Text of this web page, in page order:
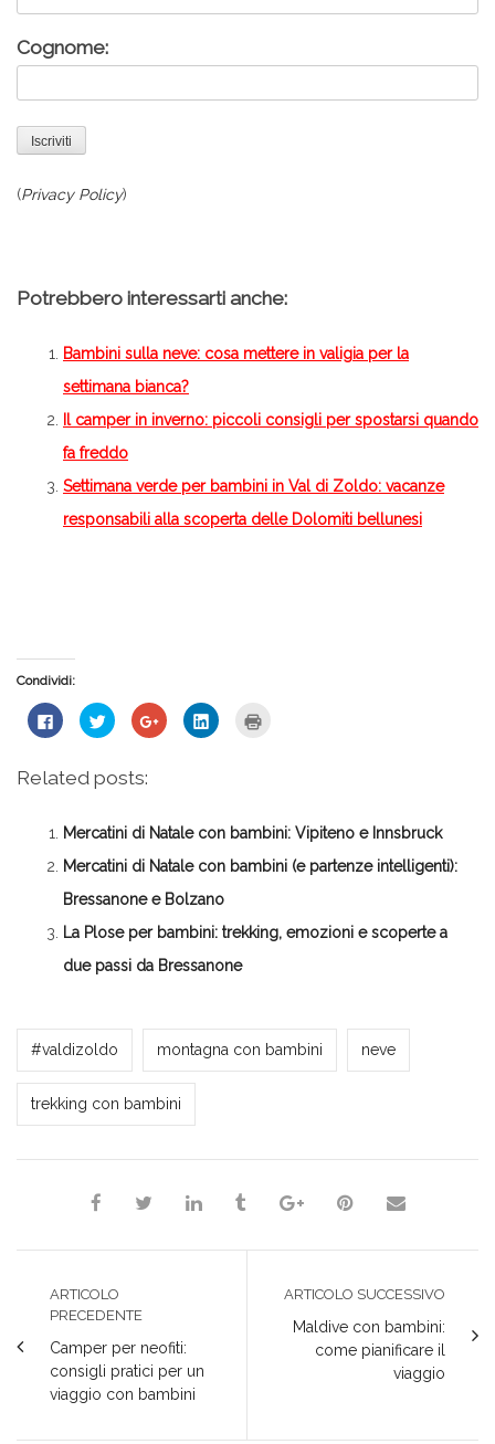
Cognome:
(Privacy Policy)
Potrebbero interessarti anche:
Bambini sulla neve: cosa mettere in valigia per la
settimana bianca?
Il camper in inverno: piccoli consigli per spostarsi quando
fa freddo
Settimana verde per bambini in Val di Zoldo: vacanze
responsabili alla scoperta delle Dolomiti bellunesi
Condividi:
Fai
clic
su
Facebook
in
una
finestra)
Fai
clic
condividere
su
apre
in
nuova
finestra)
Fai
clic
apre
in
nuova
finestra)
Fai
clic
apre
in
nuova
finestra)
una
nuova
Related posts:
Mercatini di Natale con bambini: Vipiteno e Innsbruck
Mercatini di Natale con bambini (e partenze intelligenti):
Bressanone e Bolzano
La Plose per bambini: trekking, emozioni e scoperte a
due passi da Bressanone
Milena Marchioni
#valdizoldo
montagna con bambini neve
trekking con bambini
ARTICOLO
PRECEDENTE
Camper per neofiti:
consigli pratici per un
viaggio con bambini
ARTICOLO SUCCESSIVO
Maldive con bambini:
come pianificare il
viaggio